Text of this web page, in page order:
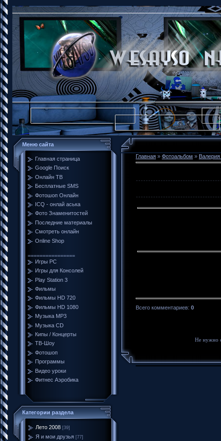
Меню сайта
Главная страница
Google Поиск
Онлайн ТВ
Бесплатные SMS
Фотошоп Онлайн
ICQ - онлай аська
Фото Знаменитостей
Последние материалы
Смотреть онлайн
Online Shop
================
Игры PC
Игры для Консолей
Play Station 3
Фильмы
Фильмы HD 720
Фильмы HD 1080
Музыка MP3
Музыка CD
Кипы / Концерты
ТВ-Шоу
Фотошоп
Программы
Видео уроки
Фитнес Аэробика
Категории раздела
Лето 2008 [39]
Я и мои друзья [77]
Главная » Фотоальбом » Валерия
Всего комментариев: 0
Не нужно